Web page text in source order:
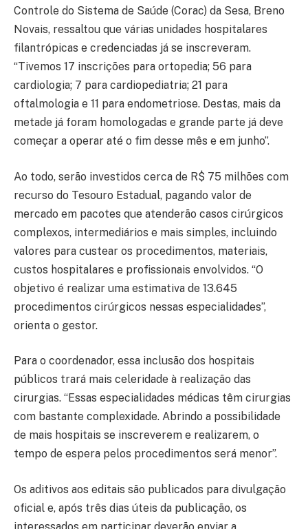
Controle do Sistema de Saúde (Corac) da Sesa, Breno
Novais, ressaltou que várias unidades hospitalares
filantrópicas e credenciadas já se inscreveram.
“Tivemos 17 inscrições para ortopedia; 56 para
cardiologia; 7 para cardiopediatria; 21 para
oftalmologia e 11 para endometriose. Destas, mais da
metade já foram homologadas e grande parte já deve
começar a operar até o fim desse mês e em junho”.
Ao todo, serão investidos cerca de R$ 75 milhões com
recurso do Tesouro Estadual, pagando valor de
mercado em pacotes que atenderão casos cirúrgicos
complexos, intermediários e mais simples, incluindo
valores para custear os procedimentos, materiais,
custos hospitalares e profissionais envolvidos. “O
objetivo é realizar uma estimativa de 13.645
procedimentos cirúrgicos nessas especialidades”,
orienta o gestor.
Para o coordenador, essa inclusão dos hospitais
públicos trará mais celeridade à realização das
cirurgias. “Essas especialidades médicas têm cirurgias
com bastante complexidade. Abrindo a possibilidade
de mais hospitais se inscreverem e realizarem, o
tempo de espera pelos procedimentos será menor”.
Os aditivos aos editais são publicados para divulgação
oficial e, após três dias úteis da publicação, os